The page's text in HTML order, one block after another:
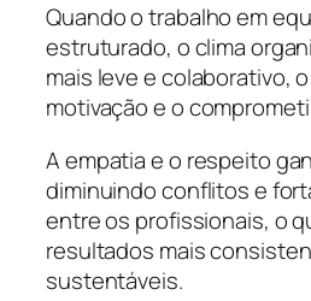
Quando o trabalho em
estruturado, o clima
mais leve e colaborativo,
motivação e o
A empatia e o respeito
diminuindo conflitos e
entre os profissionais, o
resultados mais
sustentáveis.